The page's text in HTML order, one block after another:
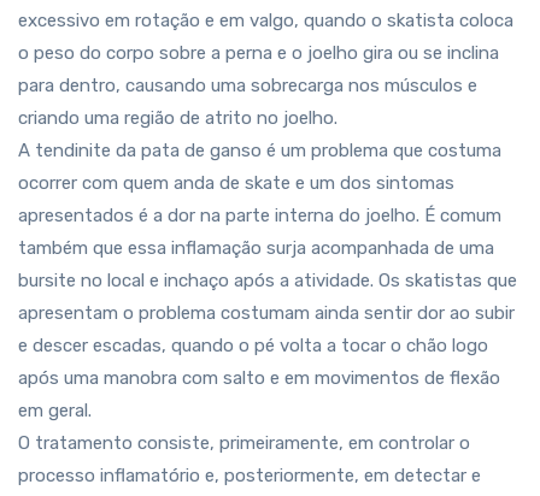
excessivo em rotação e em valgo, quando o skatista coloca
o peso do corpo sobre a perna e o joelho gira ou se inclina
para dentro, causando uma sobrecarga nos músculos e
criando uma região de atrito no joelho.
A tendinite da pata de ganso é um problema que costuma
ocorrer com quem anda de skate e um dos sintomas
apresentados é a dor na parte interna do joelho. É comum
também que essa inflamação surja acompanhada de uma
bursite no local e inchaço após a atividade. Os skatistas que
apresentam o problema costumam ainda sentir dor ao subir
e descer escadas, quando o pé volta a tocar o chão logo
após uma manobra com salto e em movimentos de flexão
em geral.
O tratamento consiste, primeiramente, em controlar o
processo inflamatório e, posteriormente, em detectar e